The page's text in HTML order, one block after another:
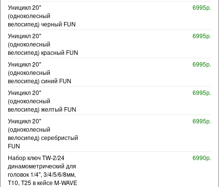
Уницикл 20"
(одноколесный
велосипед) черный FUN
6995р.
Уницикл 20"
(одноколесный
велосипед) красный FUN
6995р.
Уницикл 20"
(одноколесный
велосипед) синий FUN
6995р.
Уницикл 20"
(одноколесный
велосипед) желтый FUN
6995р.
Уницикл 20"
(одноколесный
велосипед) серебристый
FUN
6995р.
Набор ключ TW-2/24
динамометрический для
головок 1/4", 3/4/5/6/8мм,
T10, T25 в кейсе M-WAVE
6990р.